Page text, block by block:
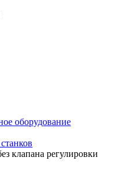
оборудование
клапана регулировки